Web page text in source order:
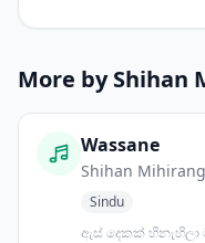
More by Shihan
Wassane
Shihan
Sindu
ඇස් දෙකක් හිනැහිලා